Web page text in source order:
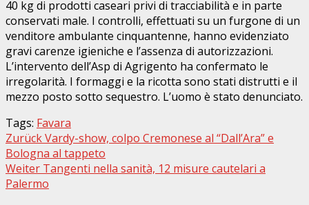
40 kg di prodotti caseari privi di tracciabilità e in parte
conservati male. I controlli, effettuati su un furgone di un
venditore ambulante cinquantenne, hanno evidenziato
gravi carenze igieniche e l’assenza di autorizzazioni.
L’intervento dell’Asp di Agrigento ha confermato le
irregolarità. I formaggi e la ricotta sono stati distrutti e il
mezzo posto sotto sequestro. L’uomo è stato denunciato.
Tags: Favara
Beitragsnavigation
ZurückVardy-show, colpo Cremonese al “Dall’Ara” e
Bologna al tappeto
Weiter Tangenti nella sanità, 12 misure cautelari a
Palermo